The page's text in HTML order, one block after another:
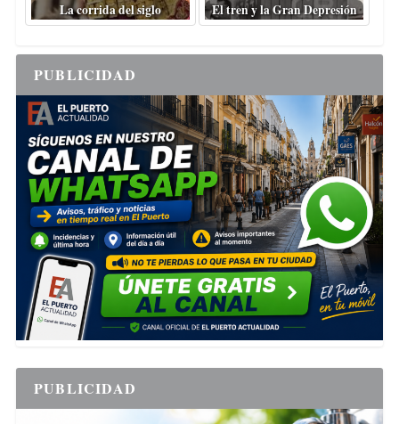
La corrida del siglo El tren y la Gran Depresión
PUBLICIDAD
PUBLICIDAD